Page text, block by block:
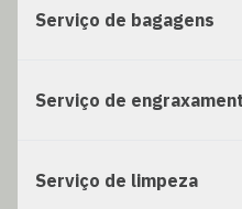
Serviço de bagagens
Serviço de
Serviço de limpeza